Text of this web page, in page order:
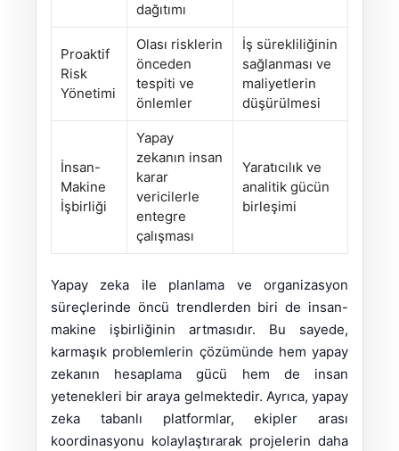
dağıtımı
Proaktif
Risk
Yönetimi
Olası risklerin
önceden
tespiti ve
önlemler
İş sürekliliğinin
sağlanması ve
maliyetlerin
düşürülmesi
İnsan-
Makine
İşbirliği
Yapay
zekanın insan
karar
vericilerle
entegre
çalışması
Yaratıcılık ve
analitik gücün
birleşimi
Yapay zeka ile planlama ve organizasyon
süreçlerinde öncü trendlerden biri de insan-
makine işbirliğinin artmasıdır. Bu sayede,
karmaşık problemlerin çözümünde hem yapay
zekanın hesaplama gücü hem de insan
yetenekleri bir araya gelmektedir. Ayrıca, yapay
zeka tabanlı platformlar, ekipler arası
koordinasyonu kolaylaştırarak projelerin daha